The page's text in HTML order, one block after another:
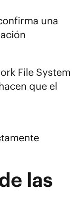
una
File System
que el
las